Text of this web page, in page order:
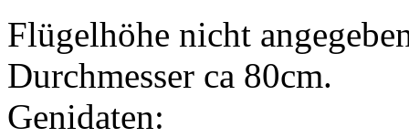
Flügelhöhe nicht
Durchmesser ca 80cm.
Genidaten: